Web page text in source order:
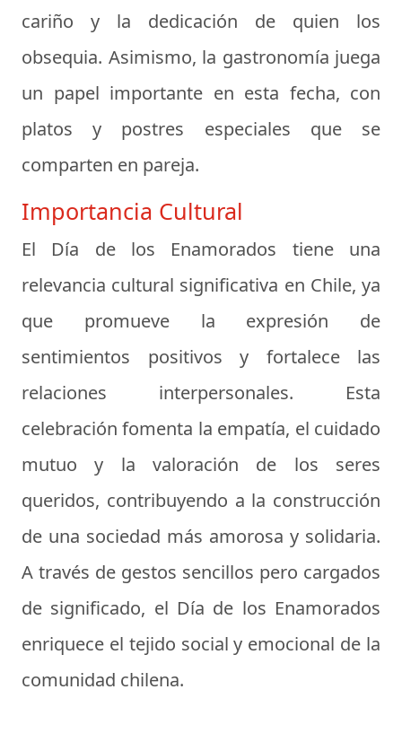
cariño y la dedicación de quien los
obsequia. Asimismo, la gastronomía juega
un papel importante en esta fecha, con
platos y postres especiales que se
comparten en pareja.
Importancia Cultural
El Día de los Enamorados tiene una
relevancia cultural significativa en Chile, ya
que promueve la expresión de
sentimientos positivos y fortalece las
relaciones interpersonales. Esta
celebración fomenta la empatía, el cuidado
mutuo y la valoración de los seres
queridos, contribuyendo a la construcción
de una sociedad más amorosa y solidaria.
A través de gestos sencillos pero cargados
de significado, el Día de los Enamorados
enriquece el tejido social y emocional de la
comunidad chilena.